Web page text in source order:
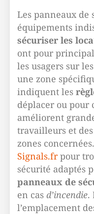
Les panneaux de
équipements
sécuriser les
ont pour
les usagers sur
une zone
indiquent les
déplacer ou pour
améliorent
travailleurs et
zones
Signals.frpour
sécurité adaptés
panneaux de
en cas d’incendie.
l’emplacement